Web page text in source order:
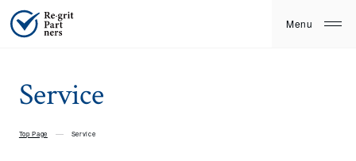
Service
Top Page Service